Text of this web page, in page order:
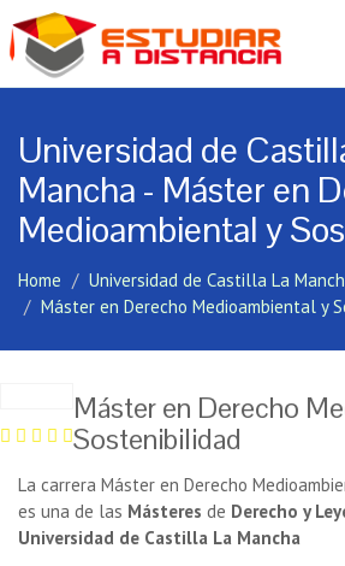
Universidad de
Mancha - Máster en
Medioambiental y
Home
Universidad de Castilla La
Máster en Derecho Medioambiental y
Máster en Derecho
Sostenibilidad
La carrera Máster en Derecho
es una de las Másteres de Derecho y
Universidad de Castilla La Mancha